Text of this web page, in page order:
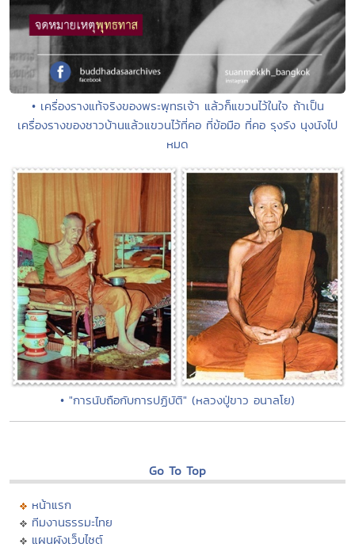
• เครื่องรางแท้จริงของพระพุทธเจ้า แล้วก็แขวนไว้ในใจ ถ้าเป็น
เครื่องรางของชาวบ้านแล้วแขวนไว้ที่คอ ที่ข้อมือ ที่คอ รุงรัง นุงนังไป
หมด
• "การนับถือกับการปฏิบัติ" (หลวงปู่ขาว อนาลโย)
Go To Top
หน้าแรก
ทีมงานธรรมะไทย
แผนผังเว็บไซต์